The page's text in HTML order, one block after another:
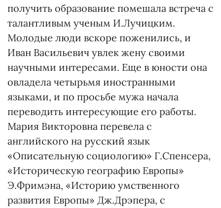
получить образование помешала встреча с
талантливым ученым И.Лучицким.
Молодые люди вскоре поженились, и
Иван Васильевич увлек жену своими
научными интересами. Еще в юности она
овладела четырьмя иностранными
языками, и по просьбе мужа начала
переводить интересующие его работы.
Мария Викторовна перевела с
английского на русский язык
«Описательную социологию» Г.Спенсера,
«Историческую географию Европы»
Э.Фримэна, «Историю умственного
развития Европы» Дж.Дрэпера, с